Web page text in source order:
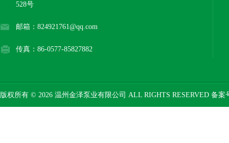
528号
邮箱：824921761@qq.com
传真：86-0577-85827882
版权所有 © 2026 温州金泽泵业有限公司 ALL RIGHTS RESERVED 备案